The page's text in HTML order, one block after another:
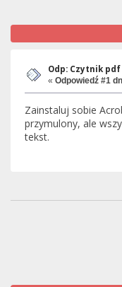
Odp: Czytnik pdf
« Odpowiedź #1
Zainstaluj sobie
przymulony, ale
tekst.